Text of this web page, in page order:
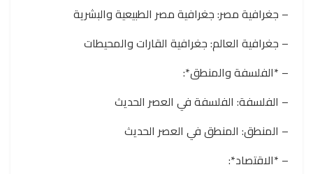
– جغرافية مصر: جغرافية مصر الطبيعية والبشرية
– جغرافية العالم: جغرافية القارات والمحيطات
– *الفلسفة والمنطق*:
– الفلسفة: الفلسفة في العصر الحديث
– المنطق: المنطق في العصر الحديث
– *الاقتصاد*: